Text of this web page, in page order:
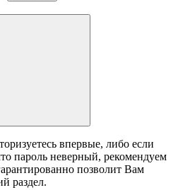
впервые, либо если
пароль неверный, рекомендуем
позволит Вам
раздел.